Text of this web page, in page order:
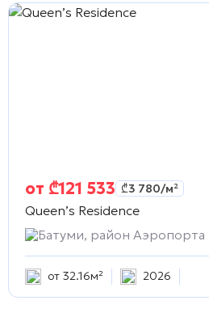
от ₾121 533 ₾3 780/м²
Queen’s Residence
Батуми, район Аэропорта
от 32.16м² 2026